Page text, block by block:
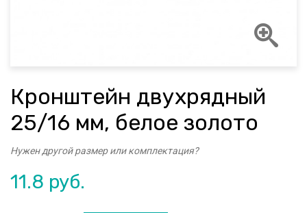
Кронштейн двухрядный
25/16 мм, белое золото
Нужен другой размер или комплектация?
11.8 руб.